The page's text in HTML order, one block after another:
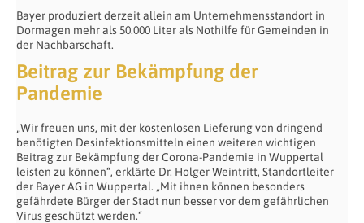
Bayer produziert derzeit allein am Unternehmensstandort in
Dormagen mehr als 50.000 Liter als Nothilfe für Gemeinden in
der Nachbarschaft.
Beitrag zur Bekämpfung der
Pandemie
„Wir freuen uns, mit der kostenlosen Lieferung von dringend
benötigten Desinfektionsmitteln einen weiteren wichtigen
Beitrag zur Bekämpfung der Corona-Pandemie in Wuppertal
leisten zu können“, erklärte Dr. Holger Weintritt, Standortleiter
der Bayer AG in Wuppertal. „Mit ihnen können besonders
gefährdete Bürger der Stadt nun besser vor dem gefährlichen
Virus geschützt werden.“